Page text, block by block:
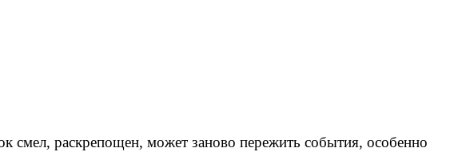
раскрепощен, может заново пережить события, особенно